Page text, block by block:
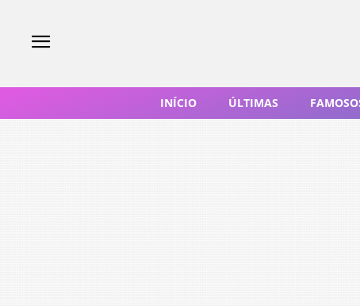
INÍCIO ÚLTIMAS